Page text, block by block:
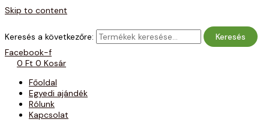
Skip to content
Keresés a következőre:
Keresés
Facebook-f
0 Ft 0 Kosár
Főoldal
Egyedi ajándék
Rólunk
Kapcsolat